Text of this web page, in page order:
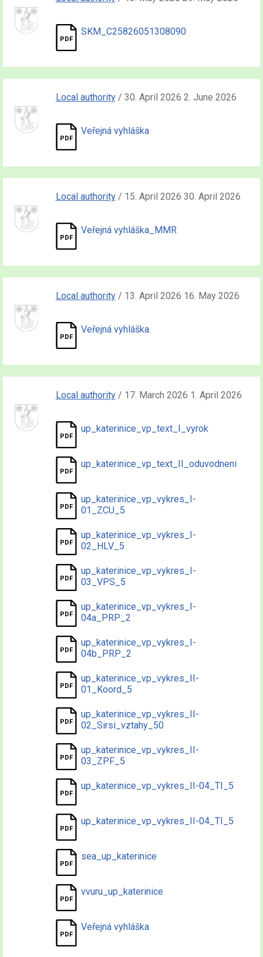
SKM_C25826051308090
Local authority/ 30. April 2026 2. June 2026
Veřejná vyhláška
Local authority/ 15. April 2026 30. April 2026
Veřejná vyhláška_MMR
Local authority/ 13. April 2026 16. May 2026
Veřejná vyhláška.
Local authority/ 17. March 2026 1. April 2026
up_katerinice_vp_text_I_vyrok
up_katerinice_vp_text_II_oduvodneni
up_katerinice_vp_vykres_I-
01_ZCU_5
up_katerinice_vp_vykres_I-
02_HLV_5
up_katerinice_vp_vykres_I-
03_VPS_5
up_katerinice_vp_vykres_I-
04a_PRP_2
up_katerinice_vp_vykres_I-
04b_PRP_2
up_katerinice_vp_vykres_II-
01_Koord_5
up_katerinice_vp_vykres_II-
02_Sirsi_vztahy_50
up_katerinice_vp_vykres_II-
03_ZPF_5
up_katerinice_vp_vykres_II-04_TI_5
up_katerinice_vp_vykres_II-04_TI_5
sea_up_katerinice
vvuru_up_katerinice
Veřejná vyhláška